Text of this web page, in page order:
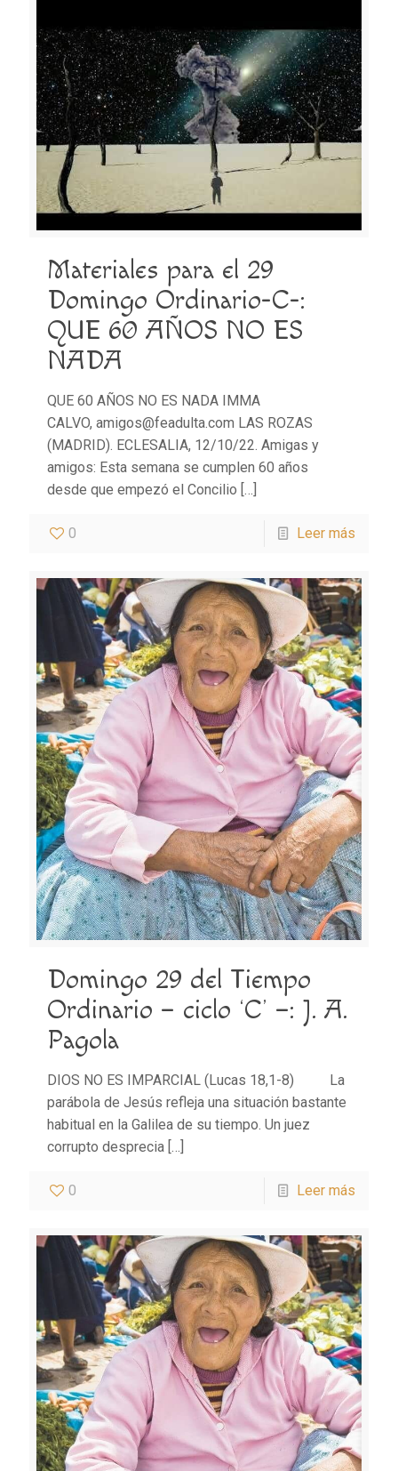
Materiales para el 29
Domingo Ordinario-C-:
QUE 60 AÑOS NO ES
NADA
QUE 60 AÑOS NO ES NADA IMMA
CALVO, amigos@feadulta.com LAS ROZAS
(MADRID). ECLESALIA, 12/10/22. Amigas y
amigos: Esta semana se cumplen 60 años
desde que empezó el Concilio […]
0 Leer más
Domingo 29 del Tiempo
Ordinario – ciclo ‘C’ –: J. A.
Pagola
DIOS NO ES IMPARCIAL (Lucas 18,1-8) La
parábola de Jesús refleja una situación bastante
habitual en la Galilea de su tiempo. Un juez
corrupto desprecia […]
0 Leer más